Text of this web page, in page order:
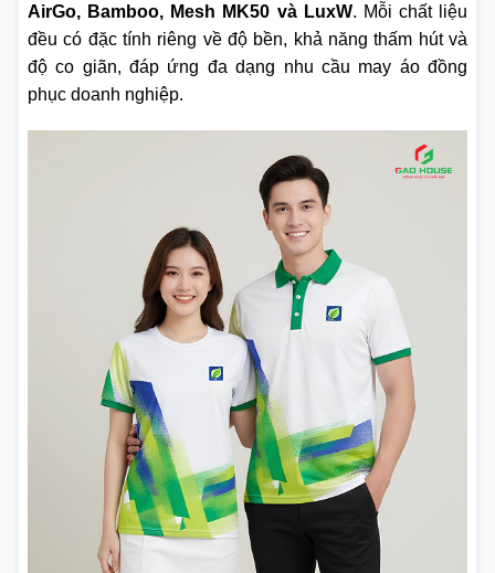
AirGo, Bamboo, Mesh MK50 và LuxW. Mỗi chất liệu
đều có đặc tính riêng về độ bền, khả năng thấm hút và
độ co giãn, đáp ứng đa dạng nhu cầu may áo đồng
phục doanh nghiệp.